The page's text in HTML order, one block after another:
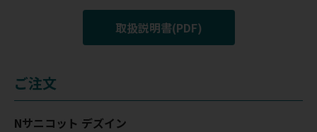
取扱説明書(PDF)
ご注文
Nサニコット デズイン